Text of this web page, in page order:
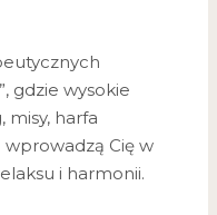
gdzie wysokie
harfa
wprowadzą Cię w
i harmonii.